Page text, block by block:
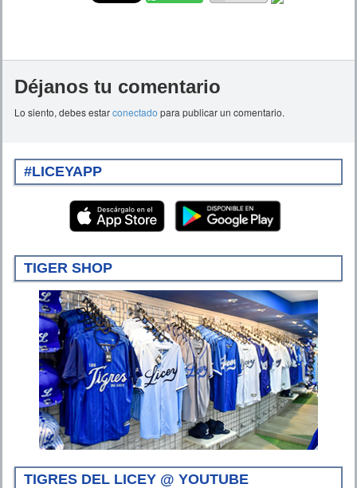
Déjanos tu comentario
Lo siento, debes estarconectado para publicar un comentario.
#LICEYAPP
TIGER SHOP
TIGRES DEL LICEY @ YOUTUBE